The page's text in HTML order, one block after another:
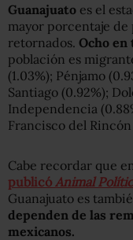
Guanajuato es el
mayor porcentaje
retornados. Ocho en
población es
(1.03%); Pénjamo
Santiago (0.92%);
Independencia
Francisco del Rincón
Cabe recordar que
publicó Animal
Guanajuato es
dependen de las
mexicanos.